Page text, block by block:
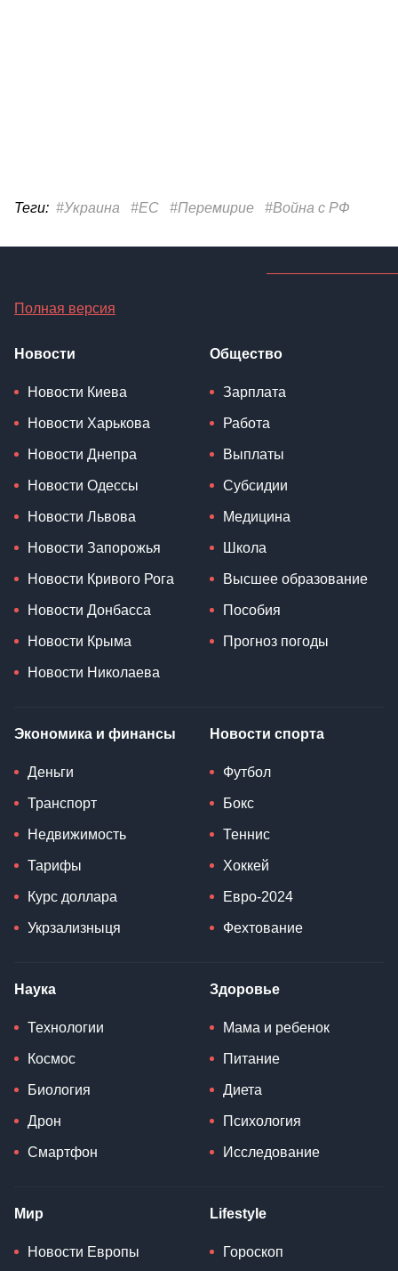
Теги: #Украина #ЕС #Перемирие #Война с РФ
Полная версия
Новости
Новости Киева
Новости Харькова
Новости Днепра
Новости Одессы
Новости Львова
Новости Запорожья
Новости Кривого Рога
Новости Донбасса
Новости Крыма
Новости Николаева
Общество
Зарплата
Работа
Выплаты
Субсидии
Медицина
Школа
Высшее образование
Пособия
Прогноз погоды
Экономика и финансы
Деньги
Транспорт
Недвижимость
Тарифы
Курс доллара
Укрзализныця
Новости спорта
Футбол
Бокс
Теннис
Хоккей
Евро-2024
Фехтование
Наука
Технологии
Космос
Биология
Дрон
Смартфон
Здоровье
Мама и ребенок
Питание
Диета
Психология
Исследование
Мир
Новости Европы
Lifestyle
Гороскоп